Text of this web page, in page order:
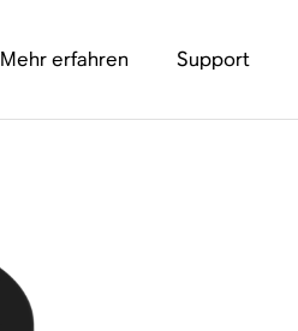
Mehr erfahren Support